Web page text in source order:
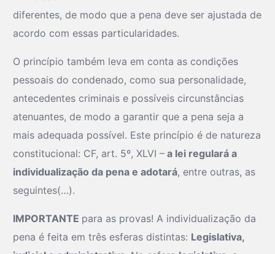
diferentes, de modo que a pena deve ser ajustada de
acordo com essas particularidades.
O princípio também leva em conta as condições
pessoais do condenado, como sua personalidade,
antecedentes criminais e possíveis circunstâncias
atenuantes, de modo a garantir que a pena seja a
mais adequada possível. Este princípio é de natureza
constitucional: CF, art. 5º, XLVI – a lei regulará a
individualização da pena e adotará, entre outras, as
seguintes(…).
IMPORTANTE para as provas! A individualização da
pena é feita em três esferas distintas: Legislativa,